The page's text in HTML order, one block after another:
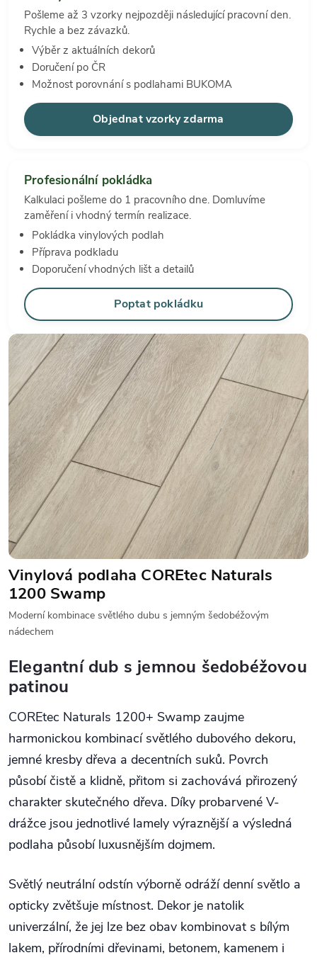
Pošleme až 3 vzorky nejpozději následující pracovní den.
Rychle a bez závazků.
Výběr z aktuálních dekorů
Doručení po ČR
Možnost porovnání s podlahami BUKOMA
Objednat vzorky zdarma
Profesionální pokládka
Kalkulaci pošleme do 1 pracovního dne. Domluvíme
zaměření i vhodný termín realizace.
Pokládka vinylových podlah
Příprava podkladu
Doporučení vhodných lišt a detailů
Poptat pokládku
Vinylová podlaha COREtec Naturals
1200 Swamp
Moderní kombinace světlého dubu s jemným šedobéžovým
nádechem
Elegantní dub s jemnou šedobéžovou
patinou
COREtec Naturals 1200+ Swamp zaujme
harmonickou kombinací světlého dubového dekoru,
jemné kresby dřeva a decentních suků. Povrch
působí čistě a klidně, přitom si zachovává přirozený
charakter skutečného dřeva. Díky probarvené V-
drážce jsou jednotlivé lamely výraznější a výsledná
podlaha působí luxusnějším dojmem.
Světlý neutrální odstín výborně odráží denní světlo a
opticky zvětšuje místnost. Dekor je natolik
univerzální, že jej lze bez obav kombinovat s bílým
lakem, přírodními dřevinami, betonem, kamenem i